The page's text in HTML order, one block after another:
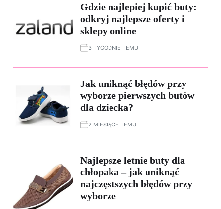
Gdzie najlepiej kupić buty:
odkryj najlepsze oferty i
sklepy online
3 TYGODNIE TEMU
Jak uniknąć błędów przy
wyborze pierwszych butów
dla dziecka?
2 MIESIĄCE TEMU
Najlepsze letnie buty dla
chłopaka – jak uniknąć
najczęstszych błędów przy
wyborze